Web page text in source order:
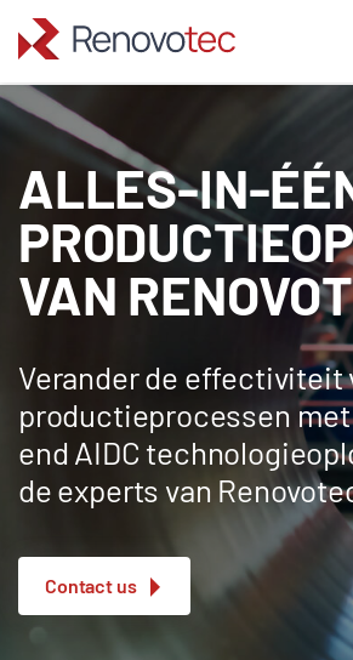
Skip
to
ALLES-IN-
VAN
Verander de effectiviteit
productieprocessen
end AIDC
de experts van
Contact us